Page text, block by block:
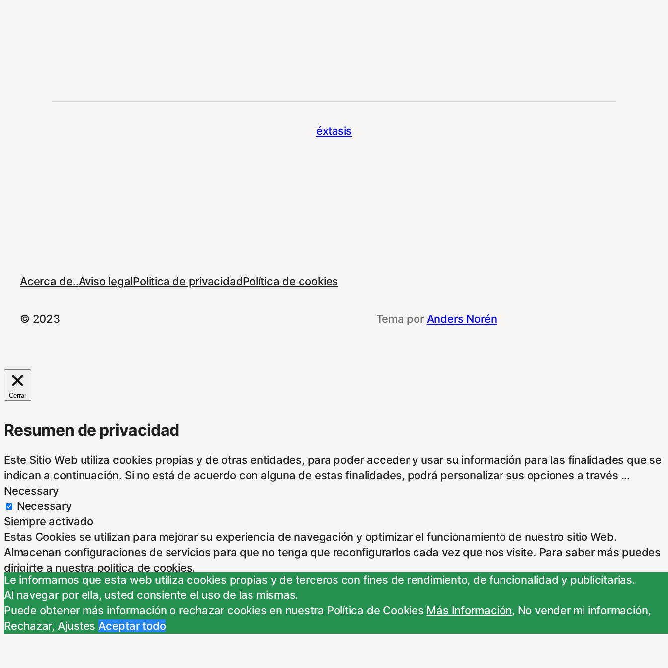
éxtasis
Acerca de..Aviso legalPolitica de privacidadPolítica de cookies
© 2023 Tema por Anders Norén
Le informamos que esta web utiliza cookies propias y de terceros con fines de rendimiento, de funcionalidad y publicitarias.
Al navegar por ella, usted consiente el uso de las mismas.
Puede obtener más información o rechazar cookies en nuestra Política de Cookies Más Información, No vender mi información,
Rechazar, Ajustes Aceptar todo
Cerrar
Resumen de privacidad
Este Sitio Web utiliza cookies propias y de otras entidades, para poder acceder y usar su información para las finalidades que se
indican a continuación. Si no está de acuerdo con alguna de estas finalidades, podrá personalizar sus opciones a través ...
Necessary
Necessary
Siempre activado
Estas Cookies se utilizan para mejorar su experiencia de navegación y optimizar el funcionamiento de nuestro sitio Web.
Almacenan configuraciones de servicios para que no tenga que reconfigurarlos cada vez que nos visite. Para saber más puedes
dirigirte a nuestra politica de cookies.
Non-necessary
Non-necessary
Estas cookies no son necesarias para el funcionamiento del sitio y pueden ser rechazadas. Para saber más puedes dirigirte a
nuestra politica de cookies. Si cambias los ajustes no olvides recargar la página para que los cambios surtan efecto.